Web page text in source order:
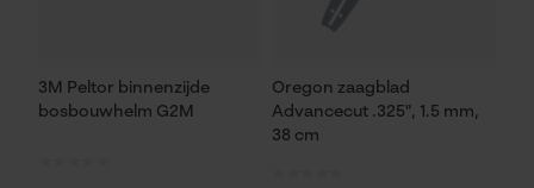
3M Peltor binnenzijde
bosbouwhelm G2M
Oregon zaagblad
Advancecut .325", 1.5 mm,
38 cm